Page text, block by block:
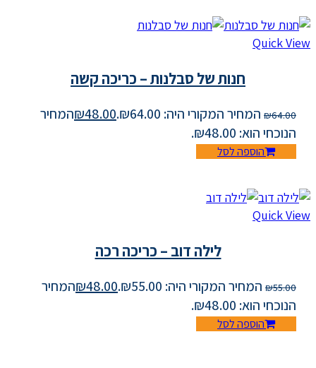
Quick View
חנות של סבלנות – כריכה קשה
₪64.00 המחיר המקורי היה: ₪64.00. ₪48.00
המחיר
הנוכחי הוא: ₪48.00.
הוספה לסל
Quick View
לילה דוב – כריכה רכה
₪55.00 המחיר המקורי היה: ₪55.00. ₪48.00
המחיר
הנוכחי הוא: ₪48.00.
הוספה לסל